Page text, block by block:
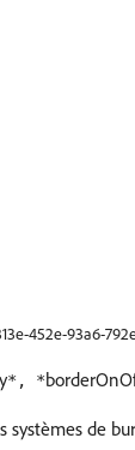
452e-93a6-
*, *
systèmes de